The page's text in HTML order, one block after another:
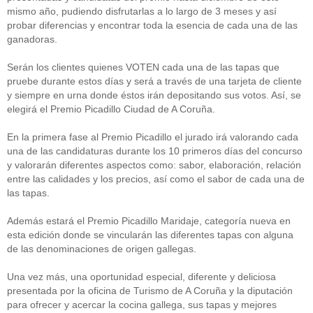
mismo año, pudiendo disfrutarlas a lo largo de 3 meses y así
probar diferencias y encontrar toda la esencia de cada una de las
ganadoras.
Serán los clientes quienes VOTEN cada una de las tapas que
pruebe durante estos días y será a través de una tarjeta de cliente
y siempre en urna donde éstos irán depositando sus votos. Así, se
elegirá el Premio Picadillo Ciudad de A Coruña.
En la primera fase al Premio Picadillo el jurado irá valorando cada
una de las candidaturas durante los 10 primeros días del concurso
y valorarán diferentes aspectos como: sabor, elaboración, relación
entre las calidades y los precios, así como el sabor de cada una de
las tapas.
Además estará el Premio Picadillo Maridaje, categoría nueva en
esta edición donde se vincularán las diferentes tapas con alguna
de las denominaciones de origen gallegas.
Una vez más, una oportunidad especial, diferente y deliciosa
presentada por la oficina de Turismo de A Coruña y la diputación
para ofrecer y acercar la cocina gallega, sus tapas y mejores